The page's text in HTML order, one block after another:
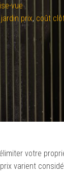
vue
prix, coût
votre
varient